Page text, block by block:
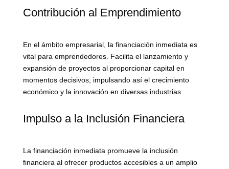
Contribución al Emprendimiento
En el ámbito empresarial, la financiación inmediata es
vital para emprendedores. Facilita el lanzamiento y
expansión de proyectos al proporcionar capital en
momentos decisivos, impulsando así el crecimiento
económico y la innovación en diversas industrias.
Impulso a la Inclusión Financiera
La financiación inmediata promueve la inclusión
financiera al ofrecer productos accesibles a un amplio